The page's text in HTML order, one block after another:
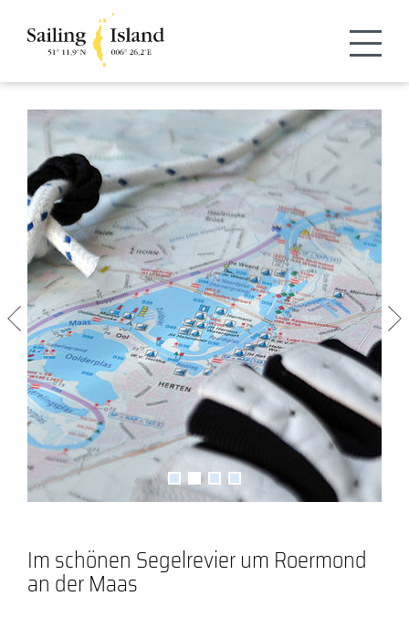
Im schönen Segelrevier um Roermond
an der Maas